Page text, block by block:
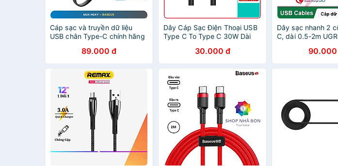
Cáp sạc và truyền dữ liệu
USB chân Type-C chính hãng
89.000 đ
Dây Cáp Sạc Điện Thoại USB
Type C To Type C 30W Dài
Hàng Chính Hãng
30.000 đ
Dây sạc nhanh 2
C, dài 0.5-2m
90.000